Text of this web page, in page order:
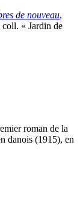
de nouveau,
coll. « Jardin de
roman de la
danois (1915), en